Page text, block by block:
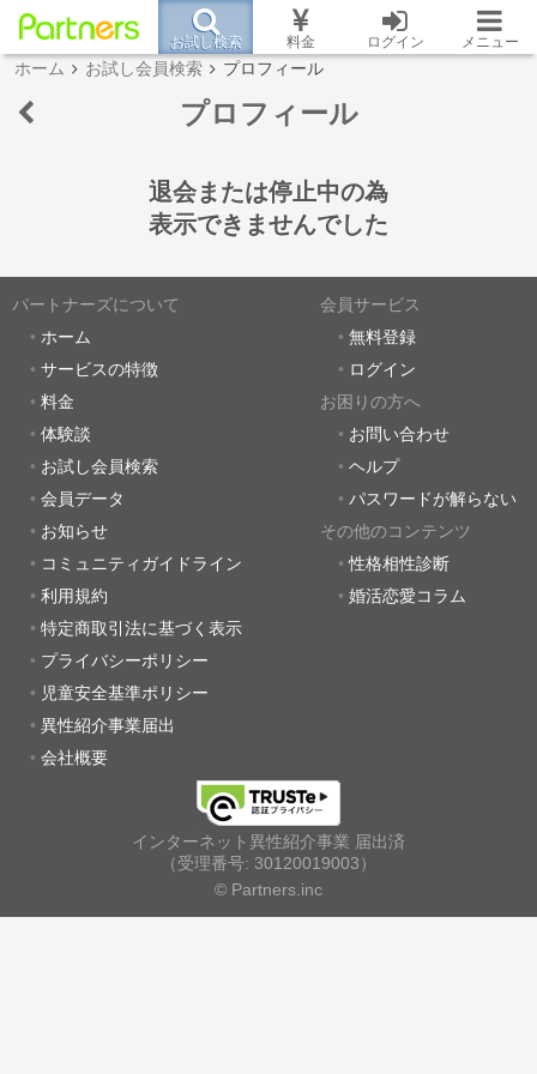
お試し検索 料金 ログイン メニュー
ホーム お試し会員検索 プロフィール
プロフィール
退会または停止中の為
表示できませんでした
パートナーズについて
ホーム
サービスの特徴
料金
体験談
お試し会員検索
会員データ
お知らせ
コミュニティガイドライン
利用規約
特定商取引法に基づく表示
プライバシーポリシー
児童安全基準ポリシー
異性紹介事業届出
会社概要
会員サービス
無料登録
ログイン
お困りの方へ
お問い合わせ
ヘルプ
パスワードが解らない
その他のコンテンツ
性格相性診断
婚活恋愛コラム
インターネット異性紹介事業 届出済
（受理番号: 30120019003）
© Partners.inc